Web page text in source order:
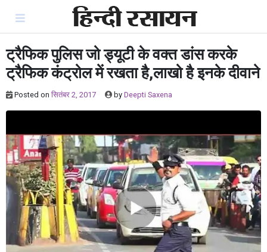
content
ट्रैफिक पुलिस जो ड्यूटी के वक्त डांस करके
ट्रैफिक कंट्रोल में रखता है,लाखो है इनके दीवाने
Posted on सितंबर 2, 2017 by Deepti Saxena